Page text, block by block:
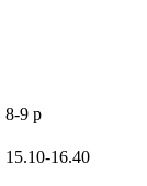
8-9 p
15.10-16.40